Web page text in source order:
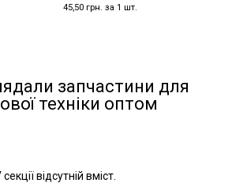
45,50 грн. за 1 шт.
запчастини для
техніки оптом
секції відсутній вміст.